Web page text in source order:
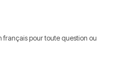
français pour toute question ou